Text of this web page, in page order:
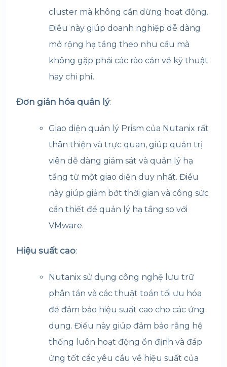
cluster mà không cần dừng hoạt động.
Điều này giúp doanh nghiệp dễ dàng
mở rộng hạ tầng theo nhu cầu mà
không gặp phải các rào cản về kỹ thuật
hay chi phí.
Đơn giản hóa quản lý:
Giao diện quản lý Prism của Nutanix rất
thân thiện và trực quan, giúp quản trị
viên dễ dàng giám sát và quản lý hạ
tầng từ một giao diện duy nhất. Điều
này giúp giảm bớt thời gian và công sức
cần thiết để quản lý hạ tầng so với
VMware.
Hiệu suất cao:
Nutanix sử dụng công nghệ lưu trữ
phân tán và các thuật toán tối ưu hóa
để đảm bảo hiệu suất cao cho các ứng
dụng. Điều này giúp đảm bảo rằng hệ
thống luôn hoạt động ổn định và đáp
ứng tốt các yêu cầu về hiệu suất của